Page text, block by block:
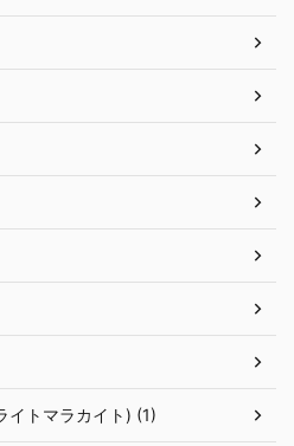
イトマラカイト) (1)